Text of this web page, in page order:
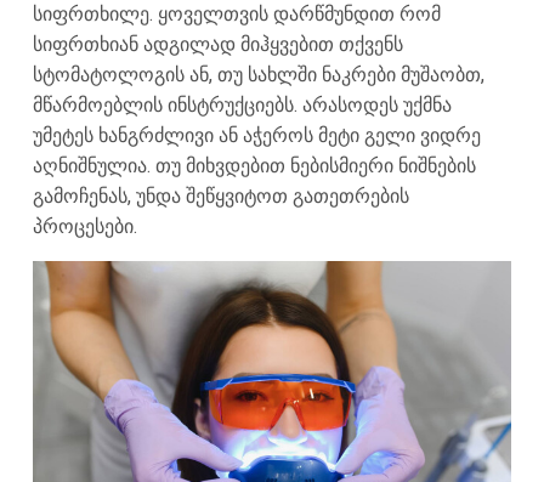
სიფრთხილე. ყოველთვის დარწმუნდით რომ
სიფრთხიან ადგილად მიჰყვებით თქვენს
სტომატოლოგის ან, თუ სახლში ნაკრები მუშაობთ,
მწარმოებლის ინსტრუქციებს. არასოდეს უქმნა
უმეტეს ხანგრძლივი ან აჭეროს მეტი გელი ვიდრე
აღნიშნულია. თუ მიხვდებით ნებისმიერი ნიშნების
გამოჩენას, უნდა შეწყვიტოთ გათეთრების
პროცესები.